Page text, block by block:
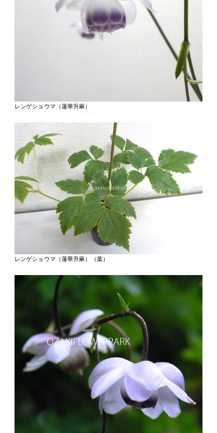
レンゲショウマ（蓮華升麻）
レンゲショウマ（蓮華升麻）（葉）